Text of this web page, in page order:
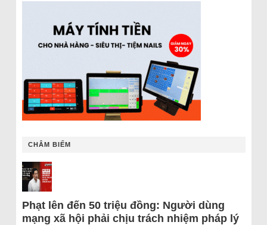
CHÂM BIẾM
Phạt lên đến 50 triệu đồng: Người dùng
mạng xã hội phải chịu trách nhiệm pháp lý